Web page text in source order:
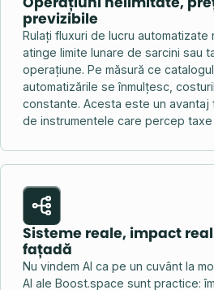
previzibile
Rulați fluxuri de lucru automatizate
atinge limite lunare de sarcini sau
operațiune. Pe măsură ce
automatizările se înmulțesc,
constante. Acesta este un avantaj
de instrumentele care percep
Sisteme reale, impact
fațadă
Nu vindem AI ca pe un cuvânt la
AI ale Boost.space sunt practice: